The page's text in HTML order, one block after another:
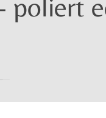
poliert